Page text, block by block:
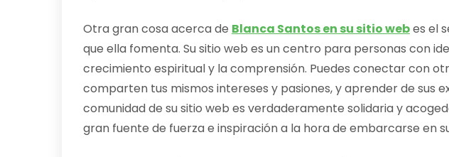
Otra gran cosa acerca de Blanca Santos en su sitio webes el
que ella fomenta. Su sitio web es un centro para personas con
crecimiento espiritual y la comprensión. Puedes conectar con
comparten tus mismos intereses y pasiones, y aprender de sus
comunidad de su sitio web es verdaderamente solidaria y
gran fuente de fuerza e inspiración a la hora de embarcarse en